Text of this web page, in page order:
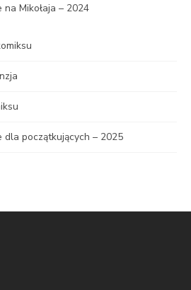
Mikołaja – 2024
początkujących – 2025